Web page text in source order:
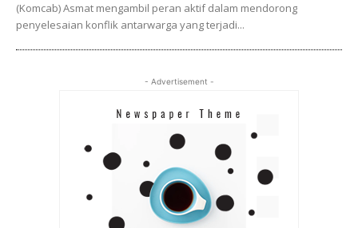
(Komcab) Asmat mengambil peran aktif dalam mendorong
penyelesaian konflik antarwarga yang terjadi...
- Advertisement -